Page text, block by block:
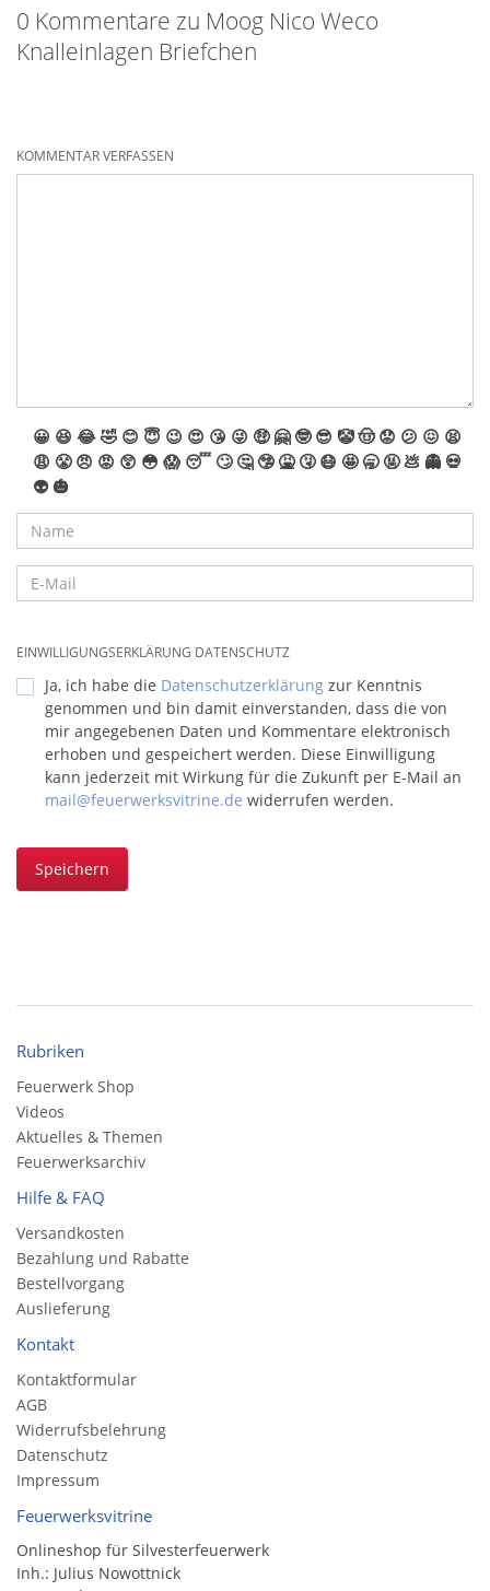
0 Kommentare zu Moog Nico Weco
Knalleinlagen Briefchen
KOMMENTAR VERFASSEN
😀 😆 😂🤣 😊 😇 😉 😍 😘 😜 🤑 🤗 🤓 😎 🤡🤠 😟 😕 😖 😫
😩 😤 😠 😡 😲 😳 😱 😴 🙄 🤔 🤥 🤮 🤧 😷 🤩 🥱 🤬 💩 👻 💀
👽 🎃
EINWILLIGUNGSERKLÄRUNG DATENSCHUTZ
Ja, ich habe die Datenschutzerklärung zur Kenntnis
genommen und bin damit einverstanden, dass die von
mir angegebenen Daten und Kommentare elektronisch
erhoben und gespeichert werden. Diese Einwilligung
kann jederzeit mit Wirkung für die Zukunft per E-Mail an
mail@feuerwerksvitrine.de widerrufen werden.
Speichern
Rubriken
Feuerwerk Shop
Videos
Aktuelles & Themen
Feuerwerksarchiv
Hilfe & FAQ
Versandkosten
Bezahlung und Rabatte
Bestellvorgang
Auslieferung
Kontakt
Kontaktformular
AGB
Widerrufsbelehrung
Datenschutz
Impressum
Feuerwerksvitrine
Onlineshop für Silvesterfeuerwerk
Inh.: Julius Nowottnick